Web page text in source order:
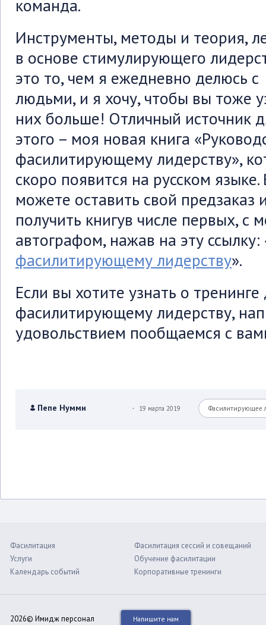
команда.
Инструменты, методы и теория,
в основе стимулирующего
это то, чем я ежедневно делюсь с
людьми, и я хочу, чтобы вы тоже
них больше! Отличный источник
этого – моя новая книга
фасилитирующему лидерству»,
скоро появится на русском
можете оставить свой предзаказ
получить книгув числе первых, с
автографом, нажав на эту ссылку:
фасилитирующему лидерству».
Если вы хотите узнать о
фасилитирующему лидерству,
удовольствием пообщаемся с
Пепе Нумми . 19 марта 2019 Фасилитирующее
Фасилитация
Услуги
Календарь событий
Фасилитация сессий и совещаний
Обучение фасилитации
Корпоративные тренинги
2026© Имидж персонал Напишите нам